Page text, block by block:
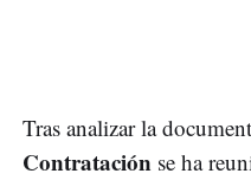
Tras analizar la
Contratación se ha